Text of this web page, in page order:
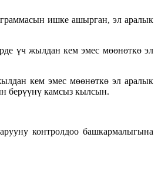
ишке ашырган, эл аралык
үч жылдан кем эмес мөөнөткө эл
кем эмес мөөнөткө эл аралык
берүүнү камсыз кылсын.
контролдоо башкармалыгына